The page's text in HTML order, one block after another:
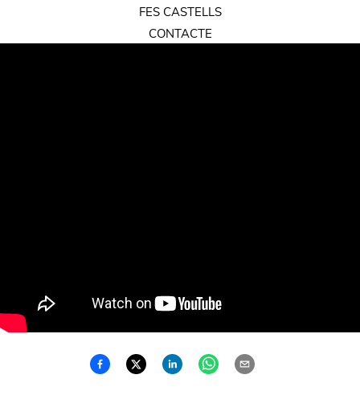
FES CASTELLS
CONTACTE